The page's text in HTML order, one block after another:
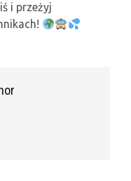
i przeżyj